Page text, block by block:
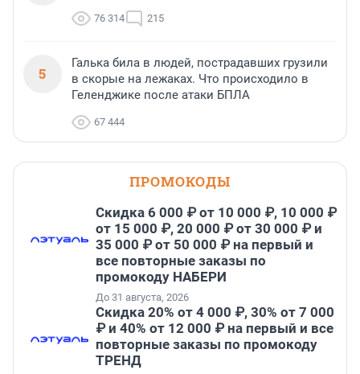
76 314 215
5
Галька била в людей, пострадавших грузили
в скорые на лежаках. Что происходило в
Геленджике после атаки БПЛА
67 444
ПРОМОКОДЫ
Скидка 6 000 ₽ от 10 000 ₽, 10 000 ₽
от 15 000 ₽, 20 000 ₽ от 30 000 ₽ и
35 000 ₽ от 50 000 ₽ на первый и
все повторные заказы по
промокоду НАБЕРИ
До 31 августа, 2026
Скидка 20% от 4 000 ₽, 30% от 7 000
₽ и 40% от 12 000 ₽ на первый и все
повторные заказы по промокоду
ТРЕНД